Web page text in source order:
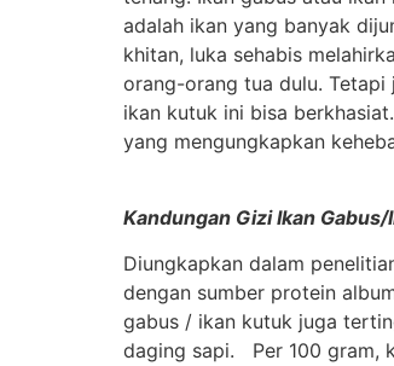
adalah ikan yang banyak
khitan, luka sehabis
orang-orang tua dulu.
ikan kutuk ini bisa
yang mengungkapkan
Kandungan Gizi Ikan
Diungkapkan dalam
dengan sumber protein
gabus / ikan kutuk juga
daging sapi. Per 100 gram,